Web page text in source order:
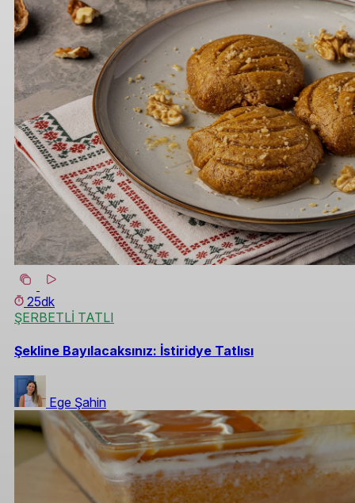
25dk
ŞERBETLİ TATLI
Şekline Bayılacaksınız: İstiridye Tatlısı
Ege Şahin